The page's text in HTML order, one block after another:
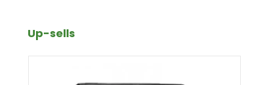
Produktgalerie überspringen
Up-sells